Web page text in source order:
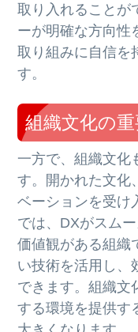
取り入れることが
ーが明確な方向性
取り組みに自信を
す。
組織文化の
一方で、組織文化
す。開かれた文化
ベーションを受け
では、DXがスム
価値観がある組織
い技術を活用し、
できます。組織文
する環境を提供す